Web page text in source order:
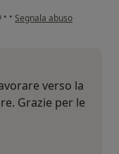
• • secondo l'opinione
Segnala abuso
verso la
Grazie per le